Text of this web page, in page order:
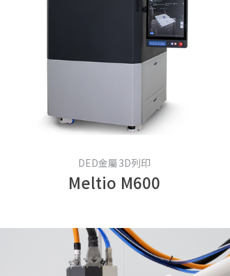
DED金屬3D列印
Meltio M600